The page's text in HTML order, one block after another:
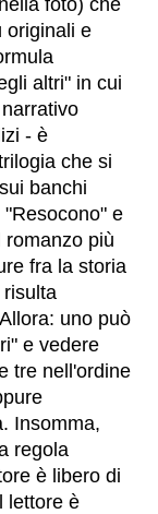
originali e
altri" in cui
- è
che si
banchi
e
romanzo più
fra la storia
uno può
e vedere
tre nell'ordine
Insomma,
regola
è libero di
lettore è